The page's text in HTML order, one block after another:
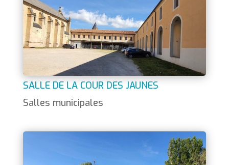
SALLE DE LA COUR DES JAUNES
Salles municipales